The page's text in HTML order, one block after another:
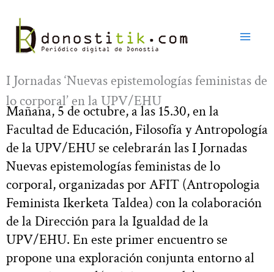
contenido
I Jornadas ‘Nuevas epistemologías feministas de
lo corporal’ en la UPV/EHU
Mañana, 5 de octubre, a las 15.30, en la
Facultad de Educación, Filosofía y Antropología
de la UPV/EHU se celebrarán las I Jornadas
Nuevas epistemologías feministas de lo
corporal, organizadas por AFIT (Antropologia
Feminista Ikerketa Taldea) con la colaboración
de la Dirección para la Igualdad de la
UPV/EHU. En este primer encuentro se
propone una exploración conjunta entorno al